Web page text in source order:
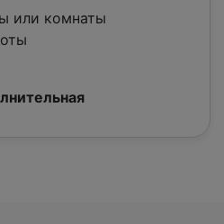
или комнаты